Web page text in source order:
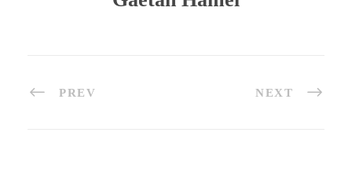
PREV NEXT